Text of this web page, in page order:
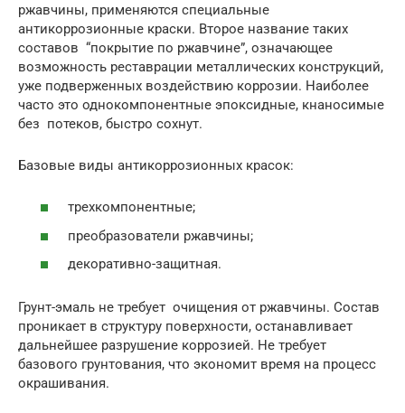
ржавчины, применяются специальные
антикоррозионные краски. Второе название таких
составов “покрытие по ржавчине”, означающее
возможность реставрации металлических конструкций,
уже подверженных воздействию коррозии. Наиболее
часто это однокомпонентные эпоксидные, кнаносимые
без потеков, быстро сохнут.
Базовые виды антикоррозионных красок:
трехкомпонентные;
преобразователи ржавчины;
декоративно-защитная.
Грунт-эмаль не требует очищения от ржавчины. Состав
проникает в структуру поверхности, останавливает
дальнейшее разрушение коррозией. Не требует
базового грунтования, что экономит время на процесс
окрашивания.